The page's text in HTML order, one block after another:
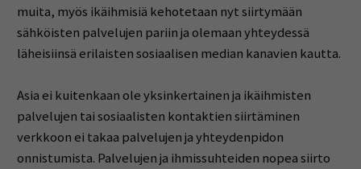
muita, myös ikäihmisiä kehotetaan nyt siirtymään
sähköisten palvelujen pariin ja olemaan yhteydessä
läheisiinsä erilaisten sosiaalisen median kanavien kautta.
Asia ei kuitenkaan ole yksinkertainen ja ikäihmisten
palvelujen tai sosiaalisten kontaktien siirtäminen
verkkoon ei takaa palvelujen ja yhteydenpidon
onnistumista. Palvelujen ja ihmissuhteiden nopea siirto